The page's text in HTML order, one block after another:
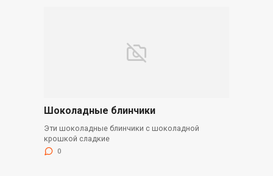
Шоколадные блинчики
Эти шоколадные блинчики с шоколадной
крошкой сладкие
0